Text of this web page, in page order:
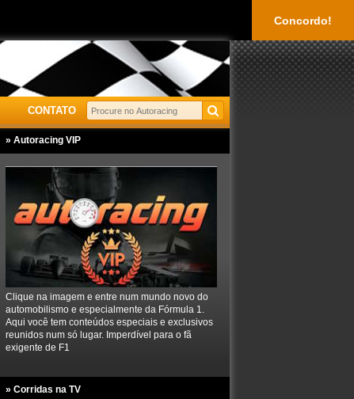
Concordo!
CONTATO
» Autoracing VIP
Clique na imagem e entre num mundo novo do
automobilismo e especialmente da Fórmula 1.
Aqui você tem conteúdos especiais e exclusivos
reunidos num só lugar. Imperdível para o fã
exigente de F1
» Corridas na TV